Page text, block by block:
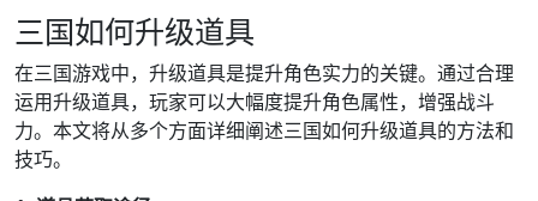
三国如何升级道具
在三国游戏中，升级道具是提升角色实力的关键。通过合理
运用升级道具，玩家可以大幅度提升角色属性，增强战斗
力。本文将从多个方面详细阐述三国如何升级道具的方法和
技巧。